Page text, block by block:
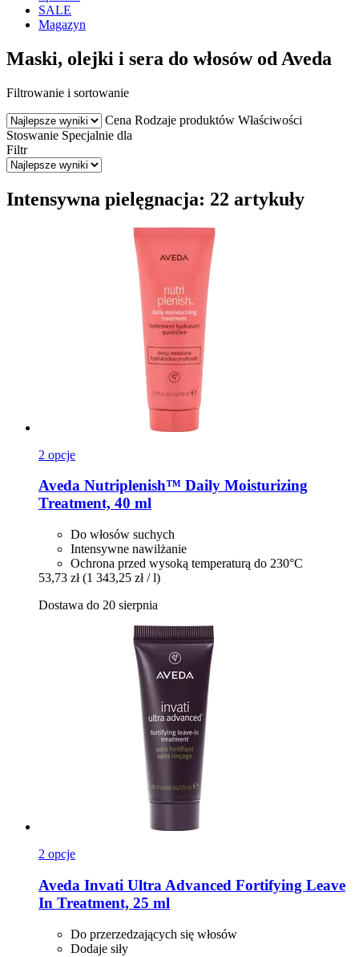
SALE
Magazyn
Maski, olejki i sera do włosów od Aveda
Filtrowanie i sortowanie
Cena Rodzaje produktów Właściwości
Stoswanie Specjalnie dla
Filtr
Intensywna pielęgnacja: 22 artykuły
2 opcje
Aveda Nutriplenish™ Daily Moisturizing
Treatment, 40 ml
Do włosów suchych
Intensywne nawilżanie
Ochrona przed wysoką temperaturą do 230°C
53,73 zł (1 343,25 zł / l)
Dostawa do 20 sierpnia
2 opcje
Aveda Invati Ultra Advanced Fortifying Leave
In Treatment, 25 ml
Do przerzedzających się włosów
Dodaje siły